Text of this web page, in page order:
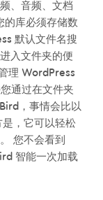
、音频、文档
的库必须存储数
默认文件名搜
入文件夹的便
理 WordPress
通过在文件夹
，事情会比以
，它可以轻松
您不会看到
智能一次加载